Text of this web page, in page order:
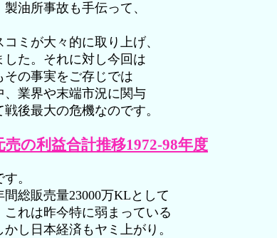
油所事故も手伝って、
ミが大々的に取り上げ、
た。それに対し今回は
の事実をご存じでは
業界や末端市況に関与
後最大の危機なのです。
の利益合計推移1972-98年度
。
総販売量23000万KLとして
れは昨今特に弱まっている
し日本経済もヤミ上がり。